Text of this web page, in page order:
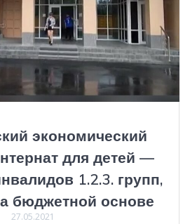
экономический
для детей —
1.2.3. групп,
бюджетной основе
27.05.2021